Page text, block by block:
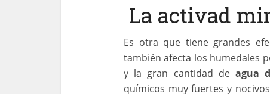
La activad
Es otra que tiene grandes
también afecta los humedales
y la gran cantidad de agua
químicos muy fuertes y